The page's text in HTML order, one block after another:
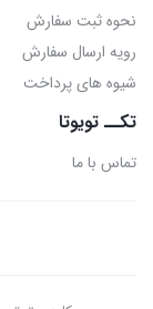
نحوه ثبت سفارش
رویه ارسال سفارش
شیوه های پرداخت
تکــ تویوتا
تماس با ما